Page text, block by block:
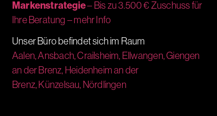
Markenstrategie– Bis zu 3.500 € Zuschuss für
Ihre Beratung – mehr Info
Unser Büro befindet sich im Raum
Aalen,Ansbach,Crailsheim, Ellwangen,Giengen
an der Brenz, Heidenheim an der
Brenz, Künzelsau, Nördlingen